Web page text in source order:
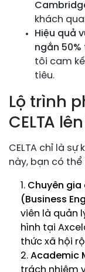
khách
Hiệu quả
ngắn
tôi cam
tiêu.
Lộ trình
CELTA
CELTA chỉ là
này, bạn có
Chuyên
(Business
viên là quản
hình tại
thức xã hội
Academic
trách nhiệm